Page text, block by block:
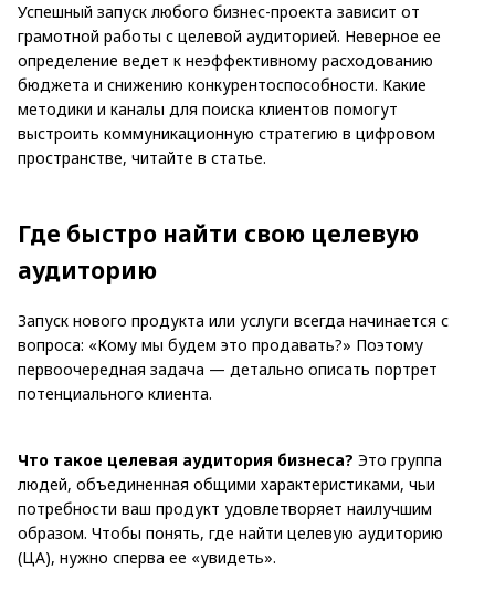
Успешный запуск любого бизнес-проекта зависит от
грамотной работы с целевой аудиторией. Неверное ее
определение ведет к неэффективному расходованию
бюджета и снижению конкурентоспособности. Какие
методики и каналы для поиска клиентов помогут
выстроить коммуникационную стратегию в цифровом
пространстве, читайте в статье.
Где быстро найти свою целевую
аудиторию
Запуск нового продукта или услуги всегда начинается с
вопроса: «Кому мы будем это продавать?» Поэтому
первоочередная задача — детально описать портрет
потенциального клиента.
Что такое целевая аудитория бизнеса? Это группа
людей, объединенная общими характеристиками, чьи
потребности ваш продукт удовлетворяет наилучшим
образом. Чтобы понять, где найти целевую аудиторию
(ЦА), нужно сперва ее «увидеть».